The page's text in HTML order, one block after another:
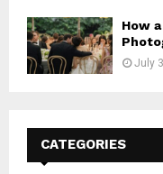
How
July
CATEGORIES